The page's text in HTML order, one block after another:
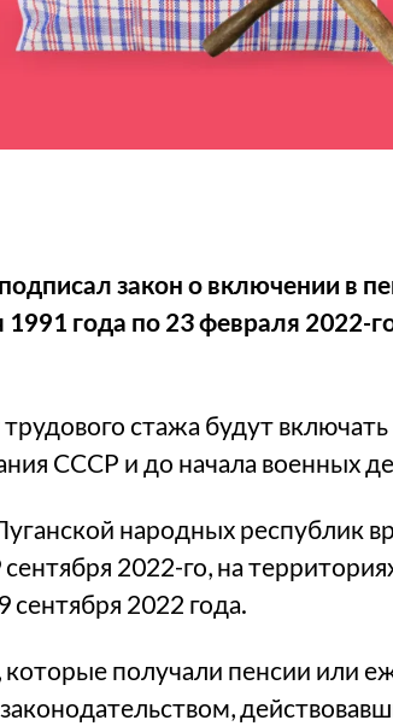
закон о включении в
года по 23 февраля 2022-
стажа будут
СССР и до начала военных
народных республик
2022-го, на
сентября 2022 года.
получали пенсии или